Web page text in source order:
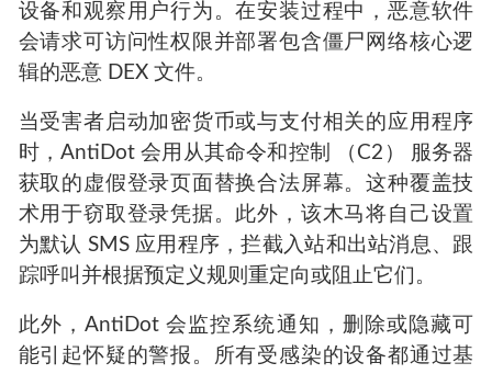
设备和观察用户行为。在安装过程中，恶意软件
会请求可访问性权限并部署包含僵尸网络核心逻
辑的恶意 DEX 文件。
当受害者启动加密货币或与支付相关的应用程序
时，AntiDot 会用从其命令和控制 （C2） 服务器
获取的虚假登录页面替换合法屏幕。这种覆盖技
术用于窃取登录凭据。此外，该木马将自己设置
为默认 SMS 应用程序，拦截入站和出站消息、跟
踪呼叫并根据预定义规则重定向或阻止它们。
此外，AntiDot 会监控系统通知，删除或隐藏可
能引起怀疑的警报。所有受感染的设备都通过基